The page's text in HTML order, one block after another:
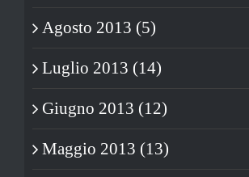
Agosto 2013 (5)
Luglio 2013 (14)
Giugno 2013 (12)
Maggio 2013 (13)